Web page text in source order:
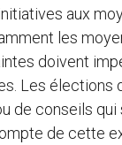
aux
les
doivent
Les élections
de conseils
de cette